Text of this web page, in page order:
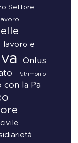
Settore
lavoro e
Onlus
Patrimonio
con la Pa